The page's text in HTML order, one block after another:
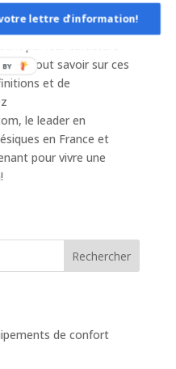
d’expériences
atypiques, très
tout savoir sur ces
et de
le leader en
en France et
pour vivre une
Rechercher
de confort
lettre d'information!
BY